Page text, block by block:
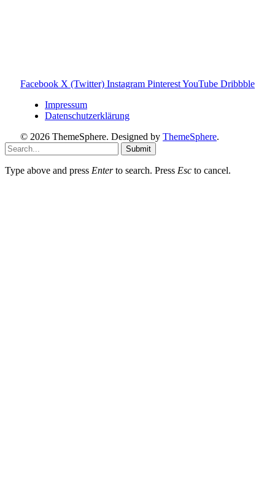
Facebook X (Twitter) Instagram PinterestYouTube Dribbble
Impressum
Datenschutzerklärung
© 2026 ThemeSphere. Designed by ThemeSphere.
Submit
Type above and press Enterto search. Press Esc to cancel.